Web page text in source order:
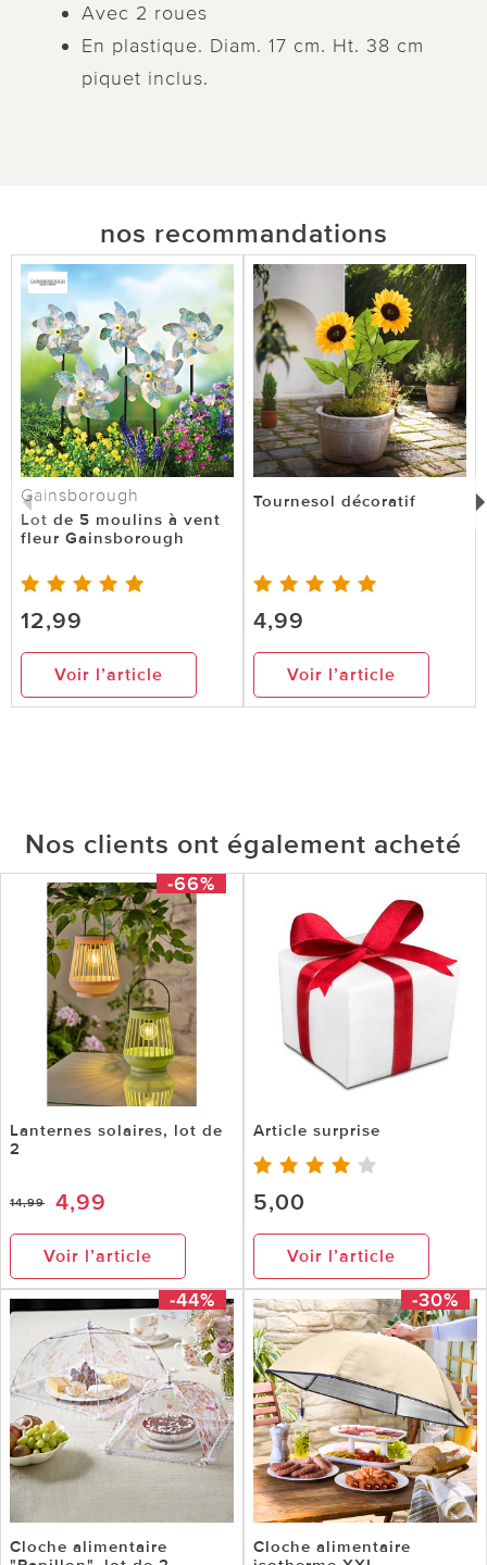
Avec 2 roues
En plastique. Diam. 17 cm. Ht. 38 cm
piquet inclus.
nos recommandations
Gainsborough
Lot de 5 moulins à vent
fleur Gainsborough
12,99
Voir l’article
Tournesol décoratif
4,99
Voir l’article
Nos clients ont également acheté
-66%
Lanternes solaires, lot de
2
14,99 4,99
Voir l’article
Article surprise
5,00
Voir l’article
-44%
Cloche alimentaire
-30%
Cloche alimentaire